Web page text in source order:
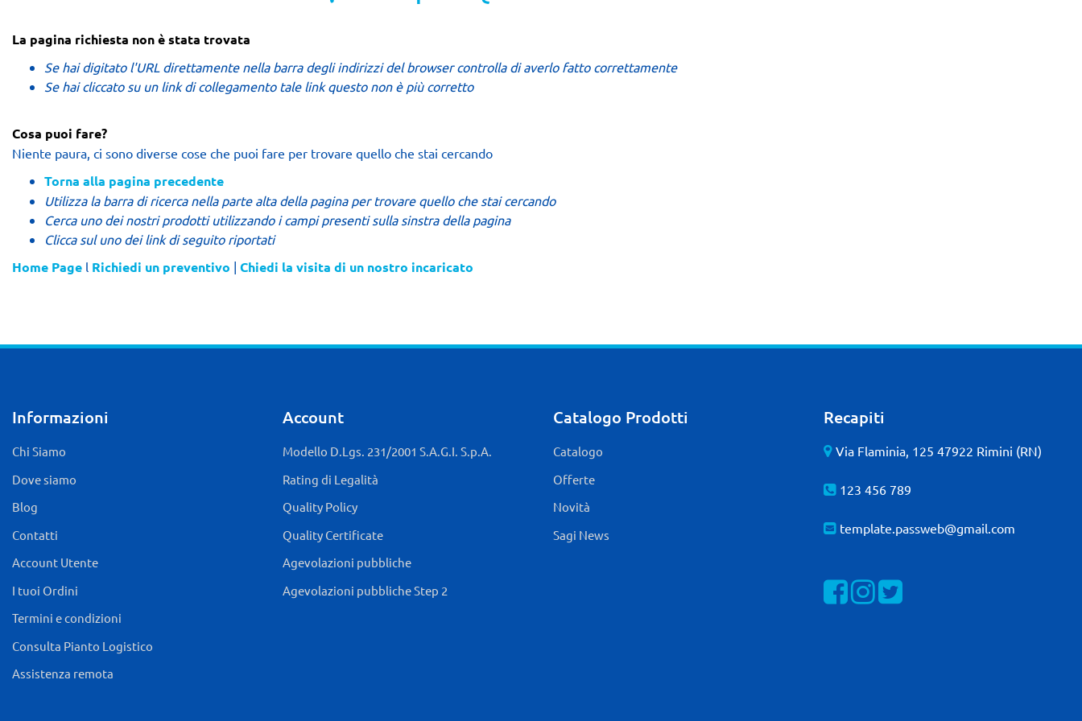
La pagina richiesta non è stata trovata
Se hai digitato l'URL direttamente nella barra degli indirizzi del browser controlla di averlo fatto correttamente
Se hai cliccato su un link di collegamento tale link questo non è più corretto
Cosa puoi fare?
Niente paura, ci sono diverse cose che puoi fare per trovare quello che stai cercando
Torna alla pagina precedente
Utilizza la barra di ricerca nella parte alta della pagina per trovare quello che stai cercando
Cerca uno dei nostri prodotti utilizzando i campi presenti sulla sinstra della pagina
Clicca sul uno dei link di seguito riportati
Home Page l Richiedi un preventivo | Chiedi la visita di un nostro incaricato
Informazioni
Chi Siamo
Dove siamo
Blog
Contatti
Account Utente
I tuoi Ordini
Termini e condizioni
Consulta Pianto Logistico
Assistenza remota
Account
Modello D.Lgs. 231/2001 S.A.G.I. S.p.A.
Rating di Legalità
Quality Policy
Quality Certificate
Agevolazioni pubbliche
Agevolazioni pubbliche Step 2
Catalogo Prodotti
Catalogo
Offerte
Novità
Sagi News
Recapiti
Via Flaminia, 125 47922 Rimini (RN)
123 456 789
template.passweb@gmail.com
Visualizza la nostra pagina Facebook
Visualizza il nostro profilo
Visualizza il nostro profilo